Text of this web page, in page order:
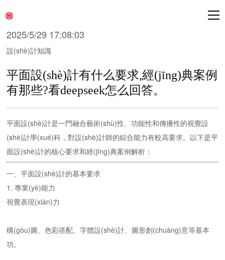
2025/5/29 17:08:03
設(shè)計知識
平面設(shè)計有什么要求,經(jīng)典案例
有那些?看deepseek怎么回答。
平面設(shè)計是一門融合藝術(shù)性、功能性和傳播性的視覺設
(shè)計學(xué)科，對設(shè)計師的綜合能力有較高要求。以下是平
面設(shè)計的核心要求和經(jīng)典案例解析：
一、平面設(shè)計的基本要求
1. 專業(yè)能力
視覺表現(xiàn)力
構(gòu)圖、色彩搭配、字體設(shè)計、圖形創(chuàng)意等基本
功。